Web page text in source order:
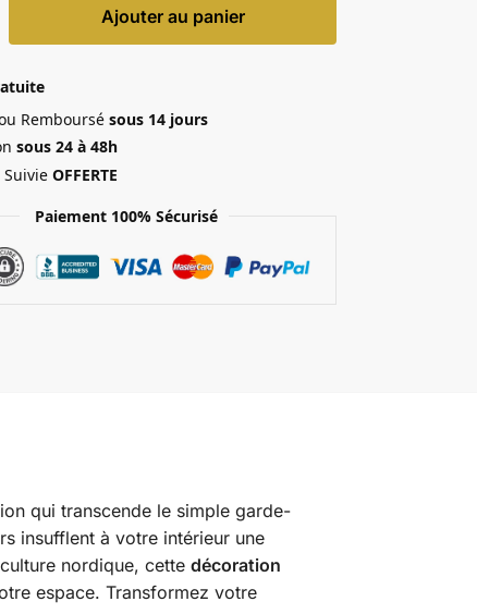
Ajouter au panier
Remboursésous 14 jours
sous 24 à 48h
SuivieOFFERTE
Paiement 100% Sécurisé
qui transcende le simple garde-
insufflent à votre intérieur une
nordique, cette décoration
espace. Transformez votre